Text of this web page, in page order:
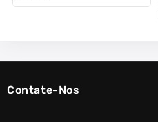
Contate-Nos